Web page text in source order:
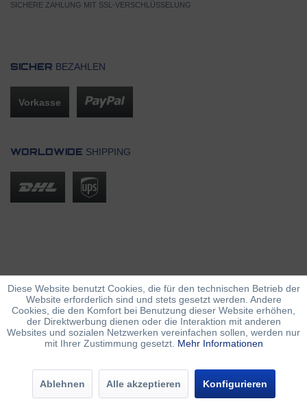
SICHERE ZAHLUNG MIT SSL-VERSCHLÜSSELUNG
SICHER BEZAHLEN
Vorkasse
WORLDWIDE SHIPPING
Diese Website benutzt Cookies, die für den technischen Betrieb der
Website erforderlich sind und stets gesetzt werden. Andere
Cookies, die den Komfort bei Benutzung dieser Website erhöhen,
der Direktwerbung dienen oder die Interaktion mit anderen
Websites und sozialen Netzwerken vereinfachen sollen, werden nur
mit Ihrer Zustimmung gesetzt. Mehr Informationen
Ablehnen Alle akzeptieren Konfigurieren